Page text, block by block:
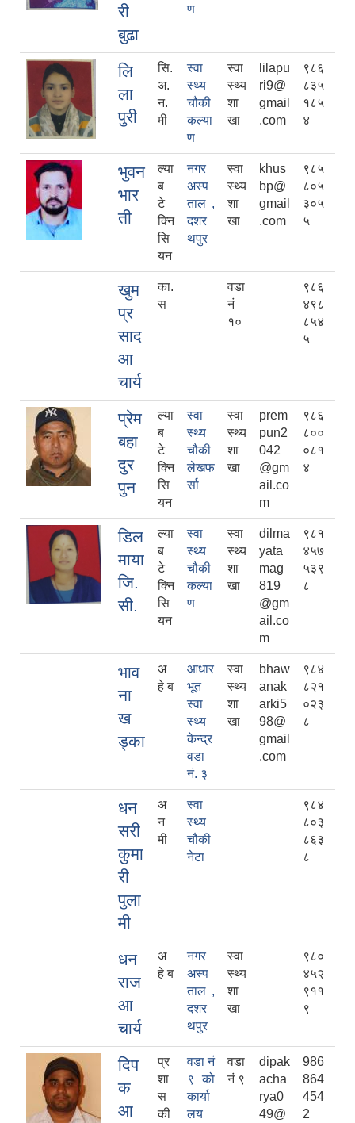
री
बुढा
ण
लि
ला
पुरी
सि.
अ.
न.
मी
स्वा
स्थ्य
चौकी
कल्या
ण
स्वा
स्थ्य
शा
खा
lilapu
ri9@
gmail
.com
९८६
८३५
१८५
४
भुवन
भार
ती
ल्या
ब
टे
क्नि
सि
यन
नगर
अस्प
ताल ,
दशर
थपुर
स्वा
स्थ्य
शा
खा
khus
bp@
gmail
.com
९८५
८०५
३०५
५
खुम
प्र
साद
आ
चार्य
का.
स
वडा
नं
१०
९८६
४९८
८५४
५
प्रेम
बहा
दुर
पुन
ल्या
ब
टे
क्नि
सि
यन
स्वा
स्थ्य
चौकी
लेखफ
र्सा
स्वा
स्थ्य
शा
खा
prem
pun2
042
@gm
ail.co
m
९८६
८००
०८१
४
डिल
माया
जि.
सी.
ल्या
ब
टे
क्नि
सि
यन
स्वा
स्थ्य
चौकी
कल्या
ण
स्वा
स्थ्य
शा
खा
dilma
yata
mag
819
@gm
ail.co
m
९८१
४५७
५३९
८
भाव
ना
ख
ड्का
अ
हे ब
आधार
भूत
स्वा
स्थ्य
केन्द्र
वडा
नं. ३
स्वा
स्थ्य
शा
खा
bhaw
anak
arki5
98@
gmail
.com
९८४
८२१
०२३
८
धन
सरी
कुमा
री
पुला
मी
अ
न
मी
स्वा
स्थ्य
चौकी
नेटा
९८४
८०३
८६३
८
धन
राज
आ
चार्य
अ
हे ब
नगर
अस्प
ताल ,
दशर
थपुर
स्वा
स्थ्य
शा
खा
९८०
४५२
९११
९
दिप
क
आ
प्र
शा
स
की
वडा नं
९ को
कार्या
लय
वडा
नं ९
dipak
acha
rya0
49@
986
864
454
2